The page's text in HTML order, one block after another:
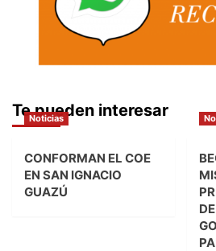
Te pueden interesar
Noticias
CONFORMAN EL COE
EN SAN IGNACIO
GUAZÚ